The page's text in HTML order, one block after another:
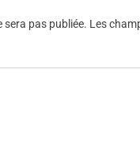
sera pas publiée. Les